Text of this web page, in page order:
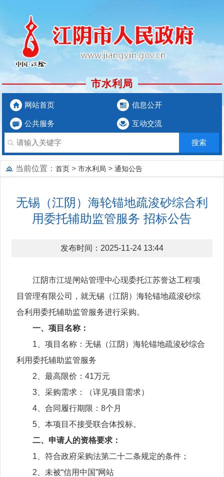
市水利局
网站首页 信息公开
公共服务 互动交流
当前位置： 首页 > 市水利局 > 通知公告
无锡（江阴）海轮锚地疏浚砂综合利
用委托辅助监管服务 招标公告
发布时间：2025-11-24 13:44
江阴市江堤闸站管理中心现委托江苏誉达工程项
目管理有限公司，就无锡（江阴）海轮锚地疏浚砂综
合利用委托辅助监管服务进行采购。
一、项目名称：
1、项目名称：无锡（江阴）海轮锚地疏浚砂综合
利用委托辅助监管服务
2、最高限价：41万元
3、采购需求：（详见项目需求）
4、合同履行期限：8个月
5、本项目不接受联合体投标。
二、申请人的资格要求：
1、符合政府采购法第二十二条规定的条件；
2、未被“信用中国”网站